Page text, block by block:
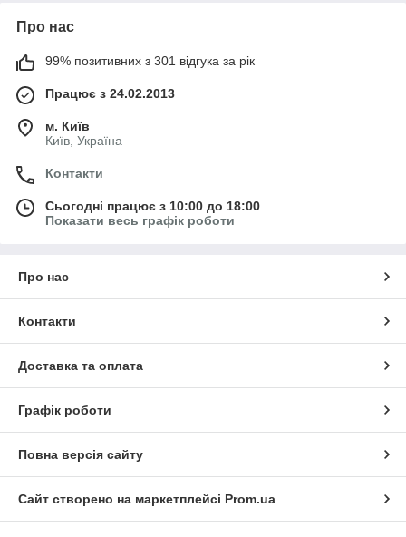
Про нас
99% позитивних з 301 відгука за рік
Працює з 24.02.2013
м. Київ
Київ, Україна
Контакти
Сьогодні працює з 10:00 до 18:00
Показати весь графік роботи
Про нас
Контакти
Доставка та оплата
Графік роботи
Повна версія сайту
Сайт створено на маркетплейсі Prom.ua